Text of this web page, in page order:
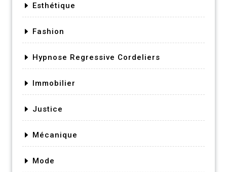
Esthétique
Fashion
Hypnose Regressive Cordeliers
Immobilier
Justice
Mécanique
Mode